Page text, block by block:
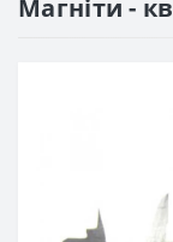
Магніти -